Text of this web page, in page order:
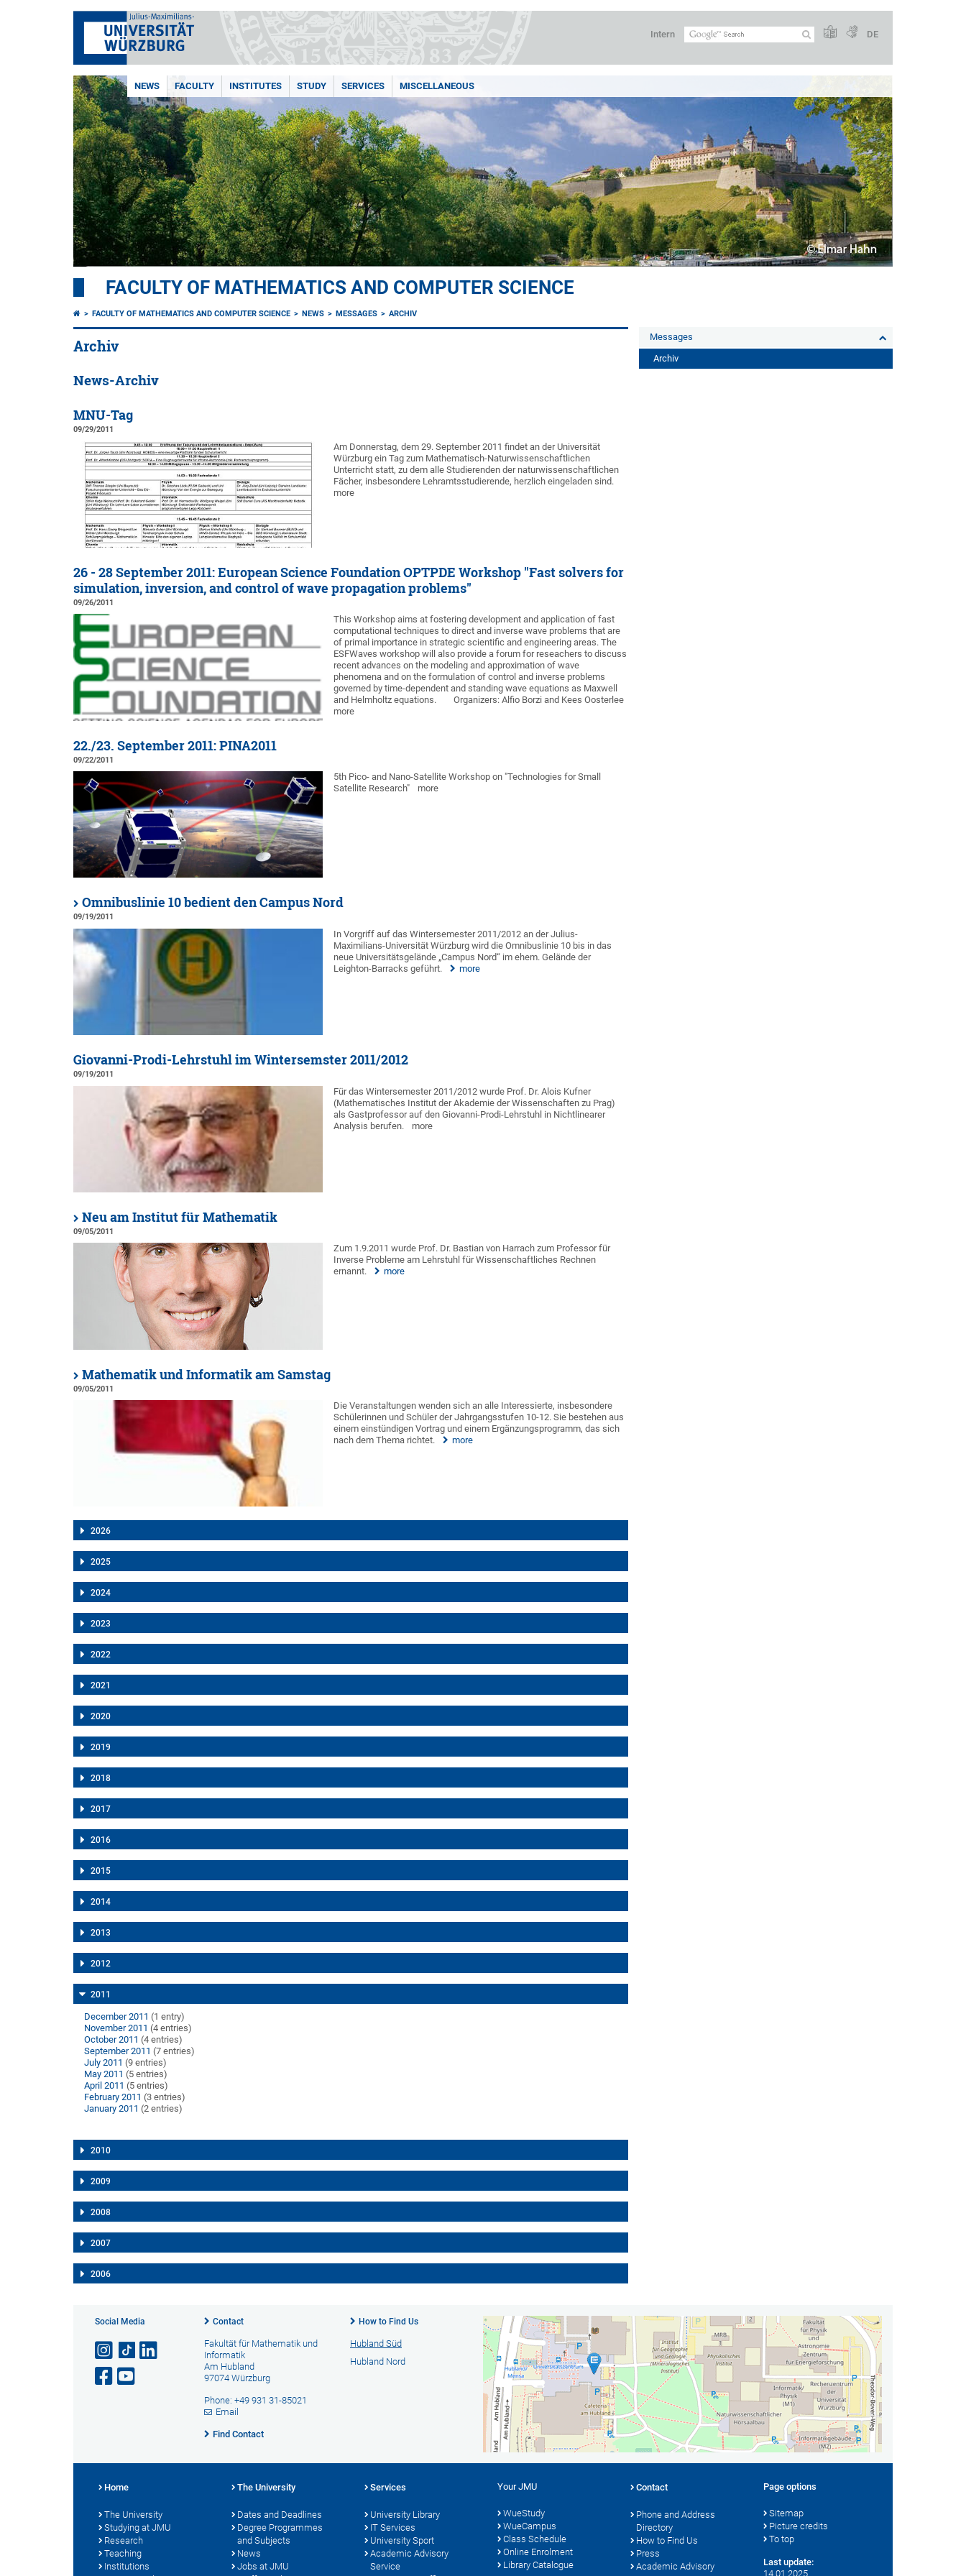
Intern DE
NEWS FACULTY INSTITUTES STUDY SERVICES MISCELLANEOUS
FACULTY OF MATHEMATICS AND COMPUTER SCIENCE
FACULTY OF MATHEMATICS AND COMPUTER SCIENCE NEWS MESSAGES ARCHIV
Archiv
News-Archiv
MNU-Tag
09/29/2011
Am Donnerstag, dem 29. September 2011 findet an der Universität
Würzburg ein Tag zum Mathematisch-Naturwissenschaftlichen
Unterricht statt, zu dem alle Studierenden der naturwissenschaftlichen
Fächer, insbesondere Lehramtsstudierende, herzlich eingeladen sind.
more
26 - 28 September 2011: European Science Foundation OPTPDE Workshop "Fast solvers for
simulation, inversion, and control of wave propagation problems"
09/26/2011
This Workshop aims at fostering development and application of fast
computational techniques to direct and inverse wave problems that are
of primal importance in strategic scientific and engineering areas. The
ESFWaves workshop will also provide a forum for reseachers to discuss
recent advances on the modeling and approximation of wave
phenomena and on the formulation of control and inverse problems
governed by time-dependent and standing wave equations as Maxwell
and Helmholtz equations.
Organizers: Alfio Borzi and Kees Oosterlee
more
22./23. September 2011: PINA2011
09/22/2011
5th Pico- and Nano-Satellite Workshop on "Technologies for Small
Satellite Research"
more
Omnibuslinie 10 bedient den Campus Nord
09/19/2011
In Vorgriff auf das Wintersemester 2011/2012 an der Julius-
Maximilians-Universität Würzburg wird die Omnibuslinie 10 bis in das
neue Universitätsgelände „Campus Nord“ im ehem. Gelände der
Leighton-Barracks geführt.
more
Giovanni-Prodi-Lehrstuhl im Wintersemster 2011/2012
09/19/2011
Für das Wintersemester 2011/2012 wurde Prof. Dr. Alois Kufner
(Mathematisches Institut der Akademie der Wissenschaften zu Prag)
als Gastprofessor auf den Giovanni-Prodi-Lehrstuhl in Nichtlinearer
Analysis berufen.
more
Neu am Institut für Mathematik
09/05/2011
Zum 1.9.2011 wurde Prof. Dr. Bastian von Harrach zum Professor für
Inverse Probleme am Lehrstuhl für Wissenschaftliches Rechnen
ernannt.
more
Mathematik und Informatik am Samstag
09/05/2011
Die Veranstaltungen wenden sich an alle Interessierte, insbesondere
Schülerinnen und Schüler der Jahrgangsstufen 10-12. Sie bestehen aus
einem einstündigen Vortrag und einem Ergänzungsprogramm, das sich
nach dem Thema richtet.
more
2026
2025
2024
2023
2022
2021
2020
2019
2018
2017
2016
2015
2014
2013
2012
2011
December 2011 (1 entry)
November 2011 (4 entries)
October 2011 (4 entries)
September 2011 (7 entries)
July 2011 (9 entries)
May 2011 (5 entries)
April 2011 (5 entries)
February 2011 (3 entries)
January 2011 (2 entries)
2010
2009
2008
2007
2006
Messages
Archiv
Social Media Contact
Fakultät für Mathematik und
Informatik
Am Hubland
97074 Würzburg
Phone: +49 931 31-85021
Email
Find Contact
How to Find Us
Hubland Süd
Hubland Nord
Home
The University
Studying at JMU
Research
Teaching
Institutions
The University
Dates and Deadlines
Degree Programmes
and Subjects
News
Jobs at JMU
Services
University Library
IT Services
University Sport
Academic Advisory
Service
Your JMU
WueStudy
WueCampus
Class Schedule
Online Enrolment
Library Catalogue
Contact
Phone and Address
Directory
How to Find Us
Press
Academic Advisory
Page options
Sitemap
Picture credits
To top
Last update:
14.01.2025